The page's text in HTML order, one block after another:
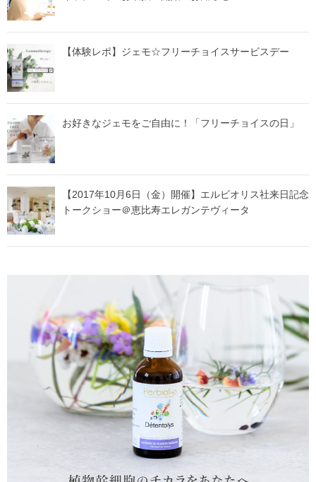
【体験レポ】ジェモ☆フリーチョイスサービスデー
お好きなジェモをご自由に！「フリーチョイスの日」
【2017年10月6日（金）開催】エルビオリス社来日記念
トークショー＠恵比寿エレガンテヴィータ